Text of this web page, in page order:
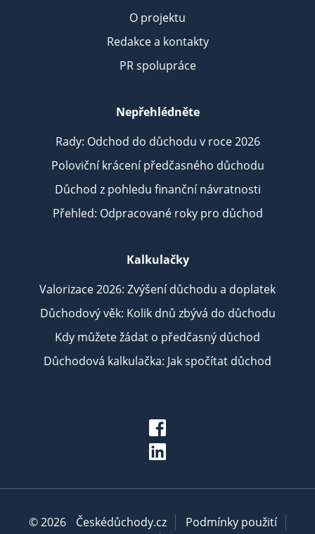
O projektu
Redakce a kontakty
PR spolupráce
Nepřehlédněte
Rady: Odchod do důchodu v roce 2026
Poloviční krácení předčasného důchodu
Důchod z pohledu finanční návratnosti
Přehled: Odpracované roky pro důchod
Kalkulačky
Valorizace 2026: Zvýšení důchodu a doplatek
Důchodový věk: Kolik dnů zbývá do důchodu
Kdy můžete žádat o předčasný důchod
Důchodová kalkulačka: Jak spočítat důchod
© 2026 Českédůchody.cz
Podmínky použití